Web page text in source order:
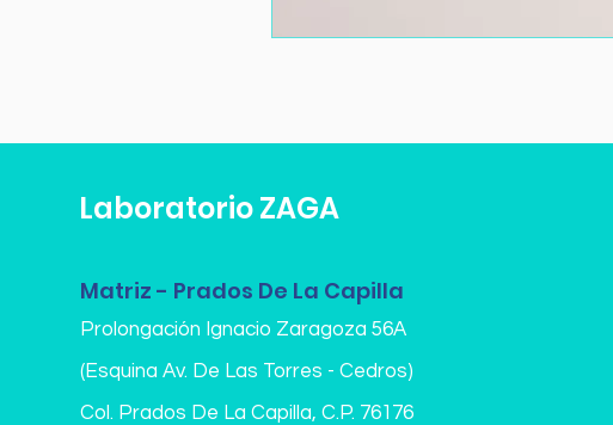
Laboratorio ZAGA
Matriz - Prados De La Capilla
Prolongación Ignacio Zaragoza 56A
(Esquina Av. De Las Torres - Cedros)
Col. Prados De La Capilla, C.P. 76176